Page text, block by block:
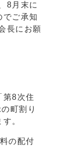
8月末に
ご承知
長にお願
第8次住
町割り
。
の配付